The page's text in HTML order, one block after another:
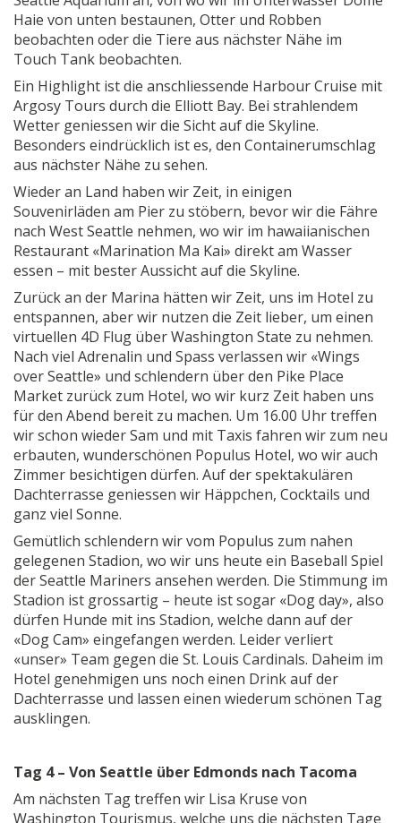
Haie von unten bestaunen, Otter und Robben
beobachten oder die Tiere aus nächster Nähe im
Touch Tank beobachten.
Ein Highlight ist die anschliessende Harbour Cruise mit
Argosy Tours durch die Elliott Bay. Bei strahlendem
Wetter geniessen wir die Sicht auf die Skyline.
Besonders eindrücklich ist es, den Containerumschlag
aus nächster Nähe zu sehen.
Wieder an Land haben wir Zeit, in einigen
Souvenirläden am Pier zu stöbern, bevor wir die Fähre
nach West Seattle nehmen, wo wir im hawaiianischen
Restaurant «Marination Ma Kai» direkt am Wasser
essen – mit bester Aussicht auf die Skyline.
Zurück an der Marina hätten wir Zeit, uns im Hotel zu
entspannen, aber wir nutzen die Zeit lieber, um einen
virtuellen 4D Flug über Washington State zu nehmen.
Nach viel Adrenalin und Spass verlassen wir «Wings
over Seattle» und schlendern über den Pike Place
Market zurück zum Hotel, wo wir kurz Zeit haben uns
für den Abend bereit zu machen. Um 16.00 Uhr treffen
wir schon wieder Sam und mit Taxis fahren wir zum neu
erbauten, wunderschönen Populus Hotel, wo wir auch
Zimmer besichtigen dürfen. Auf der spektakulären
Dachterrasse geniessen wir Häppchen, Cocktails und
ganz viel Sonne.
Gemütlich schlendern wir vom Populus zum nahen
gelegenen Stadion, wo wir uns heute ein Baseball Spiel
der Seattle Mariners ansehen werden. Die Stimmung im
Stadion ist grossartig – heute ist sogar «Dog day», also
dürfen Hunde mit ins Stadion, welche dann auf der
«Dog Cam» eingefangen werden. Leider verliert
«unser» Team gegen die St. Louis Cardinals. Daheim im
Hotel genehmigen uns noch einen Drink auf der
Dachterrasse und lassen einen wiederum schönen Tag
ausklingen.
Tag 4 – Von Seattle über Edmonds nach Tacoma
Am nächsten Tag treffen wir Lisa Kruse von
Washington Tourismus, welche uns die nächsten Tage